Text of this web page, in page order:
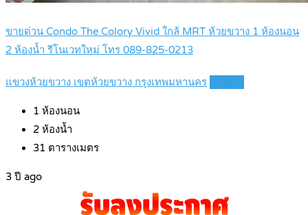
ขายด่วน Condo The Colory Vivid ใกล้ MRT ห้วยขวาง 1 ห้องนอน
2 ห้องน้ำ รีโนเวทใหม่ โทร 089-825-0213
แขวงห้วยขวาง เขตห้วยขวาง กรุงเทพมหานคร
1 ห้องนอน
2 ห้องน้ำ
31 ตารางเมตร
3 ปี ago